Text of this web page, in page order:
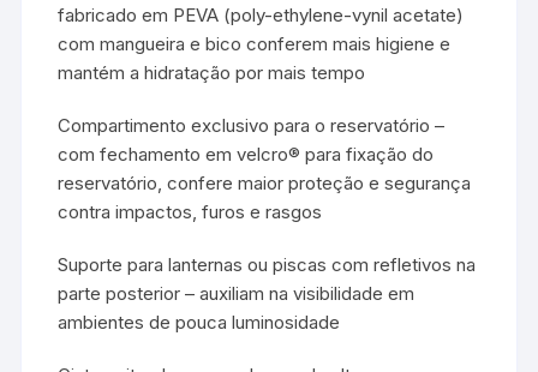
fabricado em PEVA (poly-ethylene-vynil acetate)
com mangueira e bico conferem mais higiene e
mantém a hidratação por mais tempo
Compartimento exclusivo para o reservatório –
com fechamento em velcro® para fixação do
reservatório, confere maior proteção e segurança
contra impactos, furos e rasgos
Suporte para lanternas ou piscas com refletivos na
parte posterior – auxiliam na visibilidade em
ambientes de pouca luminosidade